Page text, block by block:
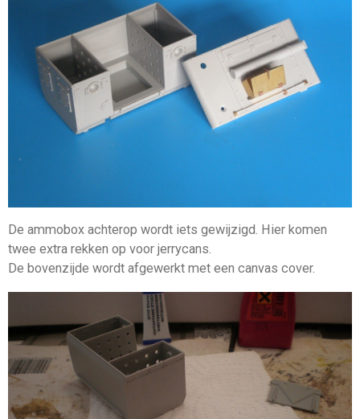
De ammobox achterop wordt iets gewijzigd. Hier komen
twee extra rekken op voor jerrycans.
De bovenzijde wordt afgewerkt met een canvas cover.